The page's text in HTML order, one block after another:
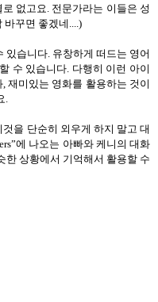
없고요. 전문가라는 이들은 성
바꾸면 좋겠네....)
있습니다. 유창하게 떠드는 영어
수 있습니다. 다행히 이런 아이
재미있는 영화를 활용하는 것이
.
을 단순히 외우게 하지 말고 대
에 나오는 아빠와 케니의 대화
한 상황에서 기억해서 활용할 수